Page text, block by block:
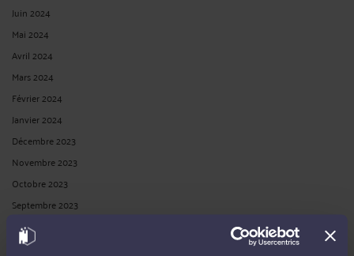
Juin 2024
Mai 2024
Avril 2024
Mars 2024
Février 2024
Janvier 2024
Décembre 2023
Novembre 2023
Octobre 2023
Septembre 2023
Août 2023
Juillet 2023